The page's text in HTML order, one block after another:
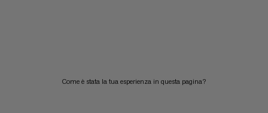
Come è stata la tua esperienza in questa pagina?